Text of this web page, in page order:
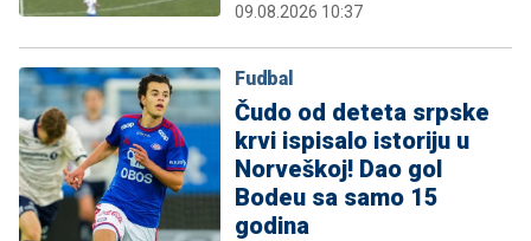
09.08.2026 10:37
Fudbal
Čudo od deteta srpske
krvi ispisalo istoriju u
Norveškoj! Dao gol
Bodeu sa samo 15
godina